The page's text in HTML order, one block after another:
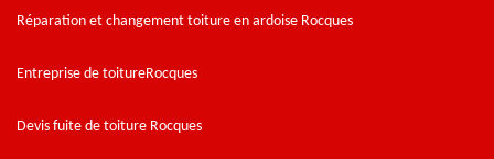
Réparation et changement toiture en ardoise Rocques
Entreprise de toitureRocques
Devis fuite de toiture Rocques